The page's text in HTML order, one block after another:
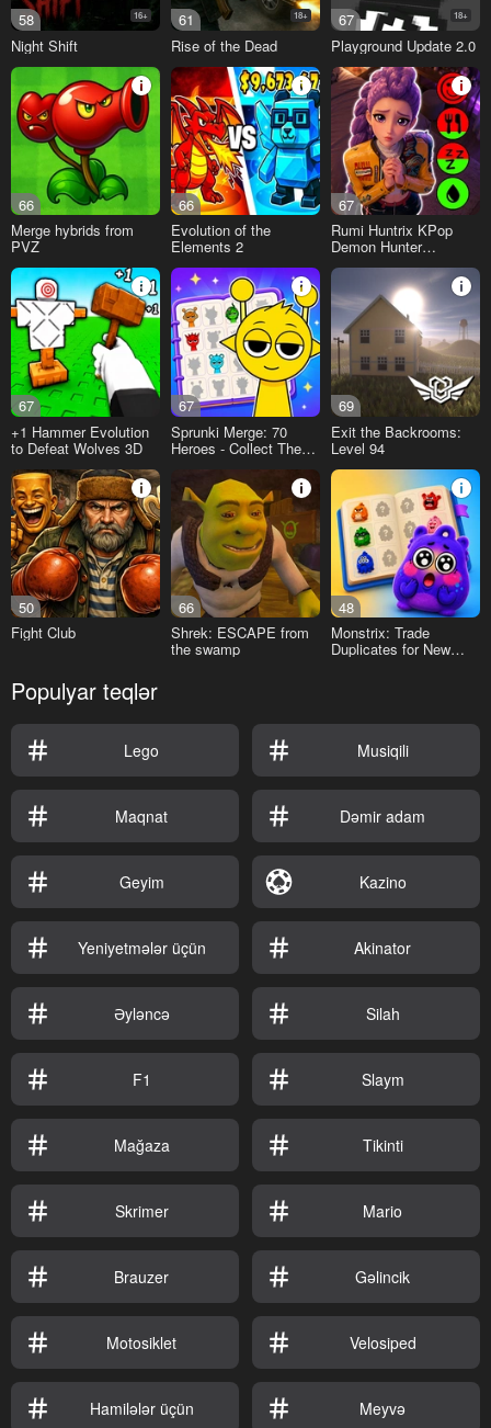
58 16+
Night Shift
61 18+
Rise of the Dead
67 18+
Playground Update 2.0
66
Merge hybrids from
PVZ
66
Evolution of the
Elements 2
67
Rumi Huntrix KPop
Demon Hunter
Simulator
67
+1 Hammer Evolution
to Defeat Wolves 3D
67
Sprunki Merge: 70
Heroes - Collect Them
69
Exit the Backrooms:
Level 94
50
Fight Club
66
Shrek: ESCAPE from
the swamp
48
Monstrix: Trade
Duplicates for New
Populyar teqlər
Lego Musiqili
Maqnat Dəmir adam
Geyim Kazino
Yeniyetmələr üçün Akinator
Əyləncə Silah
F1 Slaym
Mağaza Tikinti
Skrimer Mario
Brauzer Gəlincik
Motosiklet Velosiped
Hamilələr üçün Meyvə